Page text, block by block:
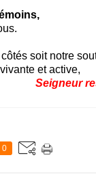
soit notre
et active,
Seigneur
0